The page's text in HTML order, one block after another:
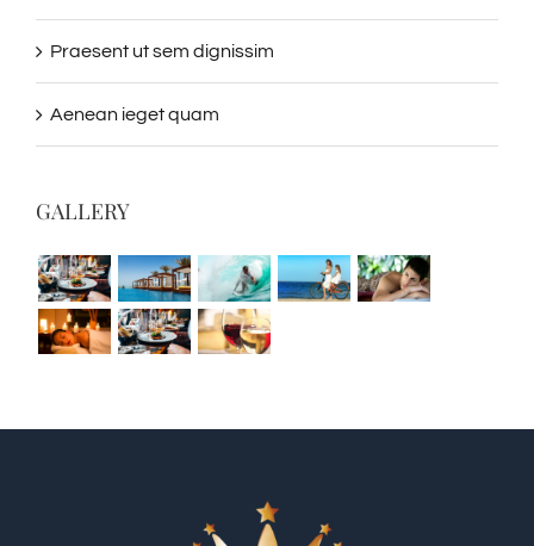
Praesent ut sem dignissim
Aenean ieget quam
GALLERY